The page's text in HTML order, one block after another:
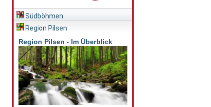
Südböhmen
Region Pilsen
Region Pilsen - Im Überblick